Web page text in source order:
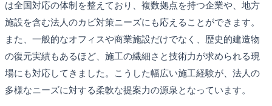
は全国対応の体制を整えており、複数拠点を持つ企業や、地方
施設を含む法人のカビ対策ニーズにも応えることができます。
また、一般的なオフィスや商業施設だけでなく、歴史的建造物
の復元実績もあるほど、施工の繊細さと技術力が求められる現
場にも対応してきました。こうした幅広い施工経験が、法人の
多様なニーズに対する柔軟な提案力の源泉となっています。